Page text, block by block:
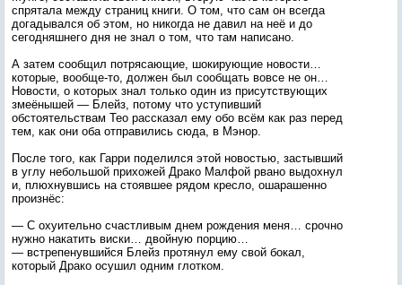
спрятала между страниц книги. О том, что сам он всегда
догадывался об этом, но никогда не давил на неё и до
сегодняшнего дня не знал о том, что там написано.
А затем сообщил потрясающие, шокирующие новости…
которые, вообще-то, должен был сообщать вовсе не он…
Новости, о которых знал только один из присутствующих
змеёнышей — Блейз, потому что уступивший
обстоятельствам Тео рассказал ему обо всём как раз перед
тем, как они оба отправились сюда, в Мэнор.
После того, как Гарри поделился этой новостью, застывший
в углу небольшой прихожей Драко Малфой рвано выдохнул
и, плюхнувшись на стоявшее рядом кресло, ошарашенно
произнёс:
— С охуительно счастливым днем рождения меня… срочно
нужно накатить виски… двойную порцию…
— встрепенувшийся Блейз протянул ему свой бокал,
который Драко осушил одним глотком.